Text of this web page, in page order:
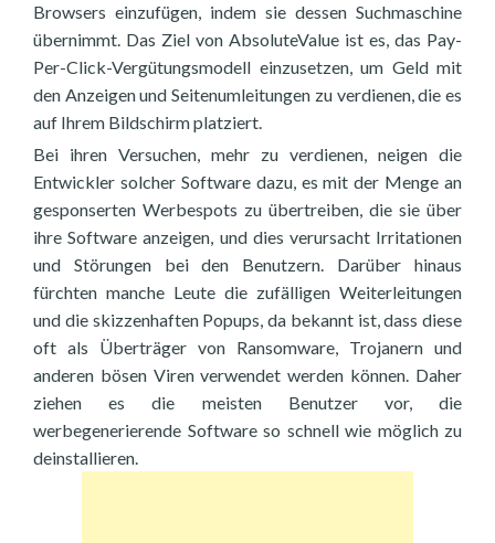
Browsers einzufügen, indem sie dessen Suchmaschine
übernimmt. Das Ziel von AbsoluteValue ist es, das Pay-
Per-Click-Vergütungsmodell einzusetzen, um Geld mit
den Anzeigen und Seitenumleitungen zu verdienen, die es
auf Ihrem Bildschirm platziert.
Bei ihren Versuchen, mehr zu verdienen, neigen die
Entwickler solcher Software dazu, es mit der Menge an
gesponserten Werbespots zu übertreiben, die sie über
ihre Software anzeigen, und dies verursacht Irritationen
und Störungen bei den Benutzern. Darüber hinaus
fürchten manche Leute die zufälligen Weiterleitungen
und die skizzenhaften Popups, da bekannt ist, dass diese
oft als Überträger von Ransomware, Trojanern und
anderen bösen Viren verwendet werden können. Daher
ziehen es die meisten Benutzer vor, die
werbegenerierende Software so schnell wie möglich zu
deinstallieren.